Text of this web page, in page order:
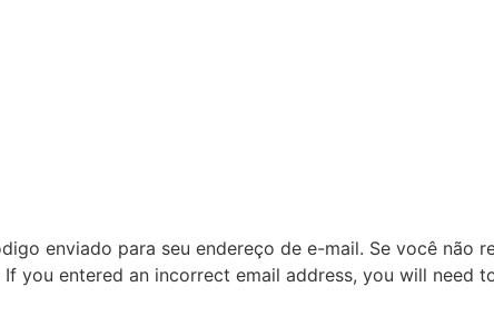
enviado para seu endereço de e-mail. Se você não
you entered an incorrect email address, you will need